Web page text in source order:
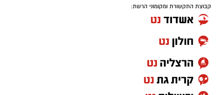
קבוצת התקשורת ומקומוני הרשת: